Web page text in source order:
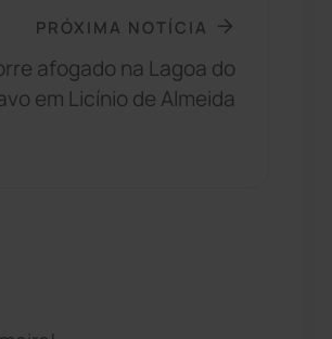
PRÓXIMA NOTÍCIA
afogado na Lagoa do
em Licínio de Almeida